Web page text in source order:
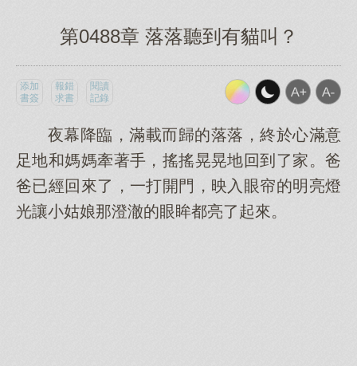
第0488章 落落聽到有貓叫？
添加
書簽
報錯
求書
閱讀
記錄
夜幕降臨，滿載而歸的落落，終於心滿意
足地和媽媽牽著手，搖搖晃晃地回到了家。爸
爸已經回來了，一打開門，映入眼帘的明亮燈
光讓小姑娘那澄澈的眼眸都亮了起來。